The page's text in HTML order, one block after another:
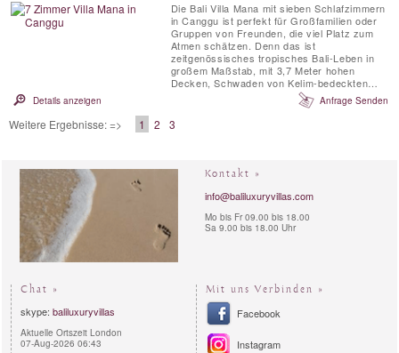
Die Bali Villa Mana mit sieben Schlafzimmern
in Canggu ist perfekt für Großfamilien oder
Gruppen von Freunden, die viel Platz zum
Atmen schätzen. Denn das ist
zeitgenössisches tropisches Bali-Leben in
großem Maßstab, mit 3,7 Meter hohen
Decken, Schwaden von Kelim-bedeckten
schwarzen Betonböden und genügend
mehrstöckigem Wohnraum, um eine
Menschenmenge zu schlucken, und einem
herrlichen 180-Grad-Panoramablick auf die
Details anzeigen Anfrage Senden
Weitere Ergebnisse: => 1 2 3
Kontakt »
info@baliluxuryvillas.com
Mo bis Fr 09.00 bis 18.00
Sa 9.00 bis 18.00 Uhr
Chat »
skype: baliluxuryvillas
Aktuelle Ortszeit London
07-Aug-2026 06:43
Mit uns Verbinden »
Facebook
Instagram